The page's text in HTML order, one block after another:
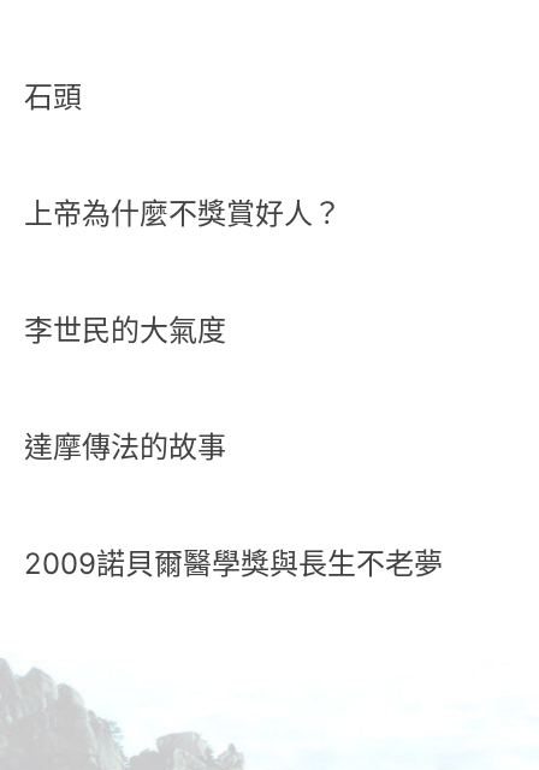
石頭
上帝為什麼不獎賞好人？
李世民的大氣度
達摩傳法的故事
2009諾貝爾醫學獎與長生不老夢